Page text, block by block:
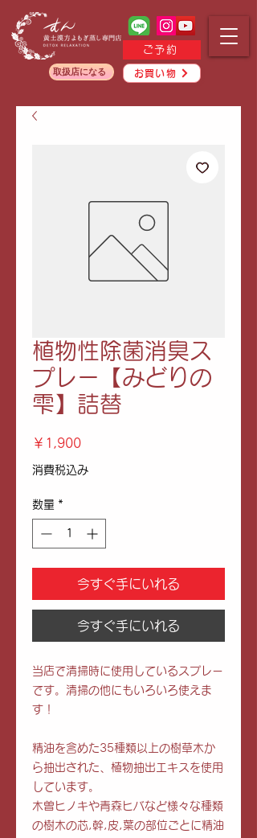
ご予約
お買い物
取扱店になる
植物性除菌消臭ス
プレー【みどりの
雫】詰替
￥1,900価
格
消費税込み
数量 *
今すぐ手にいれる
今すぐ手にいれる
当店で清掃時に使用しているスプレー
です。清掃の他にもいろいろ使えま
す！
精油を含めた35種類以上の樹草木か
ら抽出された、植物抽出エキスを使用
しています。
木曽ヒノキや青森ヒバなど様々な種類
の樹木の芯,幹,皮,葉の部位ごとに精油